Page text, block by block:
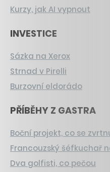
Kurzy, jak AI vypnout
INVESTICE
Sázka na Xerox
Strnad v Pirelli
Burzovní eldorádo
PŘÍBĚHY Z GASTRA
Boční projekt, co se
Francouzský šéfkuchař
Dva golfisti, co pečou